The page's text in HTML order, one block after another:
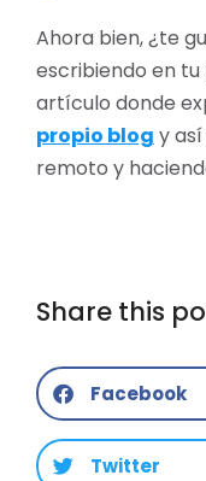
Ahora bien, ¿te
escribiendo en
artículo donde
propio blog y
remoto y
Share this
Facebook
Twitter